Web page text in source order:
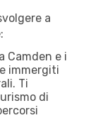
a
Camden e i
immergiti
Ti
di